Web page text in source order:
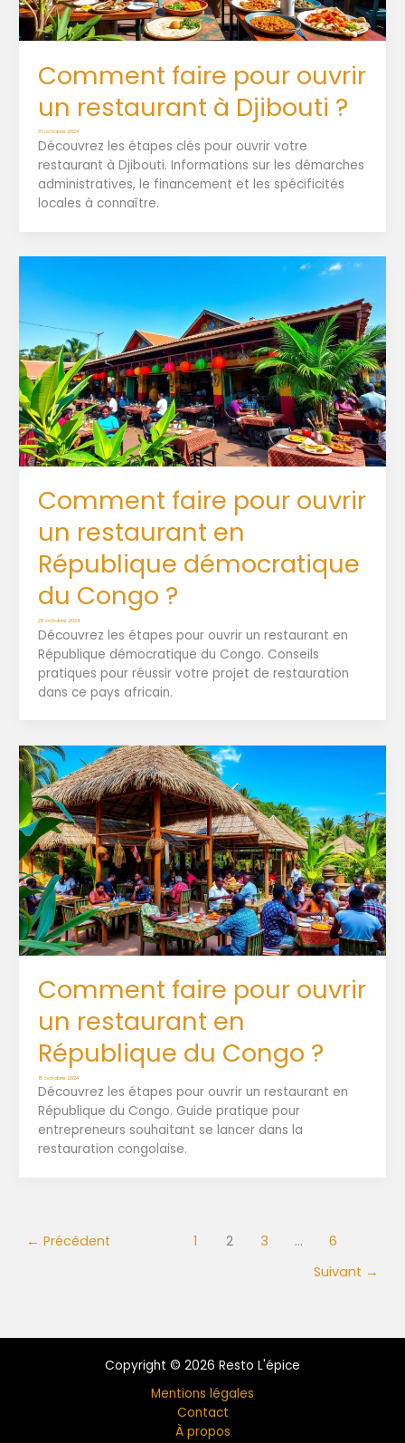
Comment faire pour ouvrir
un restaurant à Djibouti ?
31 octobre 2024
Découvrez les étapes clés pour ouvrir votre
restaurant à Djibouti. Informations sur les démarches
administratives, le financement et les spécificités
locales à connaître.
Comment faire pour ouvrir
un restaurant en
République démocratique
du Congo ?
29 octobre 2024
Découvrez les étapes pour ouvrir un restaurant en
République démocratique du Congo. Conseils
pratiques pour réussir votre projet de restauration
dans ce pays africain.
Comment faire pour ouvrir
un restaurant en
République du Congo ?
15 octobre 2024
Découvrez les étapes pour ouvrir un restaurant en
République du Congo. Guide pratique pour
entrepreneurs souhaitant se lancer dans la
restauration congolaise.
← Précédent 1 2 3 …
6
Suivant →
Copyright © 2026 Resto L'épice
Mentions légales
Contact
À propos